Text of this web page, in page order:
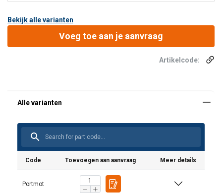
Bekijk alle varianten
Voeg toe aan je aanvraag
Artikelcode:
Code Toevoegen aan aanvraag Meer details
Portmot